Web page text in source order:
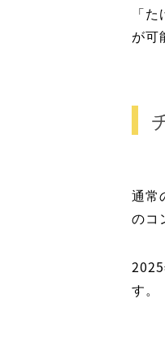
「
が可
通常
のコ
す。